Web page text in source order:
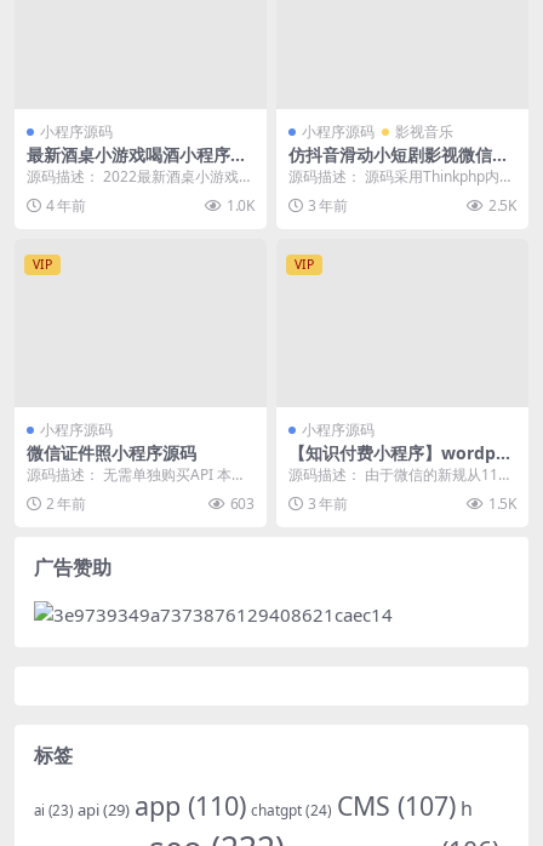
小程序源码
最新酒桌小游戏喝酒小程序源
码_带流量主
源码描述： 2022最新酒桌小游戏喝
酒小程序源码_带流量主 喝酒神器3.
6，我修...
4 年前 1.0K
小程序源码 影视音乐
仿抖音滑动小短剧影视微信小
程序源码带支付修复版,前端开
源原生支持多端
源码描述： 源码采用Thinkphp内
核，开源可二开，版权遵循Apache
开源协...
3 年前 2.5K
VIP
小程序源码
微信证件照小程序源码
源码描述： 无需单独购买API 本地0
成本处理 无限免费调用API 不保存
用户图...
2 年前 603
VIP
小程序源码
【知识付费小程序】wordpre
ss博客系统资讯资源变现下载
小程序
源码描述： 由于微信的新规从11月
9号后新上线的小程序将不能获取用
户头像和名字了...
3 年前 1.5K
广告赞助
标签
ai (23) api(29) app (110) chatgpt(24) CMS (107) h